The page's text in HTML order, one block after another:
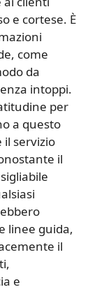
e cortese. È
come
da
intoppi.
per
a questo
il servizio
il
linee guida,
il
e